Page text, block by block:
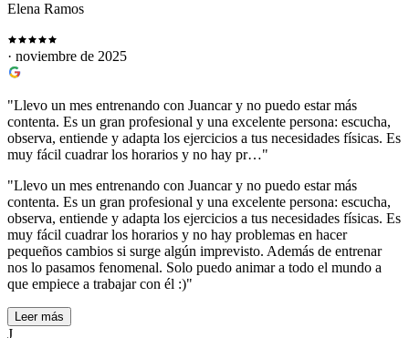
Elena Ramos
· noviembre de 2025
"Llevo un mes entrenando con Juancar y no puedo estar más
contenta. Es un gran profesional y una excelente persona: escucha,
observa, entiende y adapta los ejercicios a tus necesidades físicas. Es
muy fácil cuadrar los horarios y no hay pr…"
"Llevo un mes entrenando con Juancar y no puedo estar más
contenta. Es un gran profesional y una excelente persona: escucha,
observa, entiende y adapta los ejercicios a tus necesidades físicas. Es
muy fácil cuadrar los horarios y no hay problemas en hacer
pequeños cambios si surge algún imprevisto. Además de entrenar
nos lo pasamos fenomenal. Solo puedo animar a todo el mundo a
que empiece a trabajar con él :)"
Leer más
J